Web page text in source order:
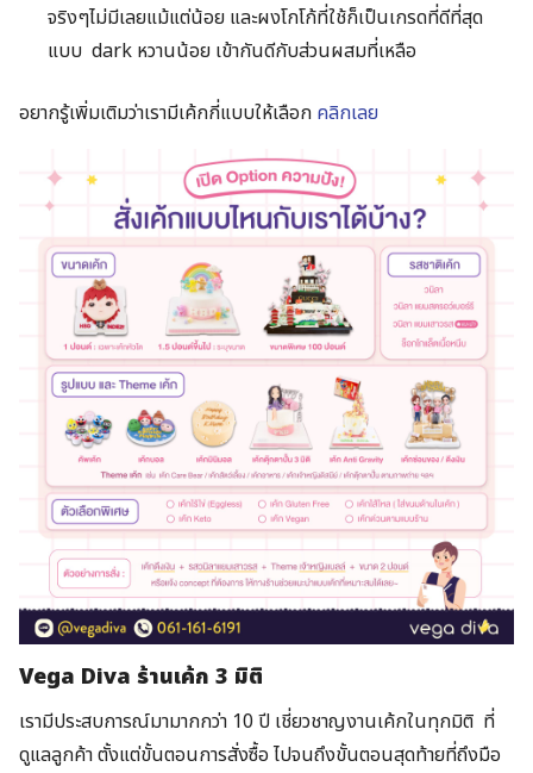
จริงๆไม่มีเลยแม้แต่น้อย และผงโกโก้ที่ใช้ก็เป็นเกรดที่ดีที่สุด
แบบ dark หวานน้อย เข้ากันดีกับส่วนผสมที่เหลือ
อยากรู้เพิ่มเติมว่าเรามีเค้กกี่แบบให้เลือก คลิกเลย
Vega Diva ร้านเค้ก 3 มิติ
เรามีประสบการณ์มามากกว่า 10 ปี เชี่ยวชาญงานเค้กในทุกมิติ ที่
ดูแลลูกค้า ตั้งแต่ขั้นตอนการสั่งซื้อ ไปจนถึงขั้นตอนสุดท้ายที่ถึงมือ